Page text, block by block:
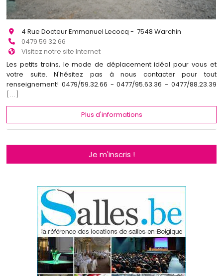
4 Rue Docteur Emmanuel Lecocq - 7548 Warchin
0479 59 32 66
Visitez notre site Internet
Les petits trains, le mode de déplacement idéal pour vous et
votre suite. N'hésitez pas à nous contacter pour tout
renseignement! 0479/59.32.66 - 0477/95.63.36 - 0477/88.23.39
[...]
Plus d'informations
Je m'inscris !